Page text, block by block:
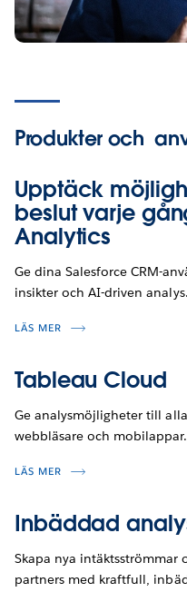
Produkter och
Upptäck
beslut varje
Analytics
Ge dina Salesforce CRM-
insikter och AI-driven analys.
LÄS MER
Tableau Cloud
Ge analysmöjligheter till
webbläsare och mobilappar.
LÄS MER
Inbäddad
Skapa nya intäktsströmmar
partners med kraftfull,